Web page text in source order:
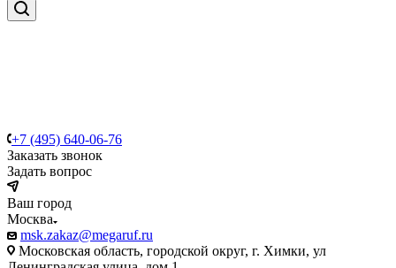
+7 (495) 640-06-76
Заказать звонок
Задать вопрос
Ваш город
Москва
msk.zakaz@megaruf.ru
Московская область, городской округ, г. Химки, ул